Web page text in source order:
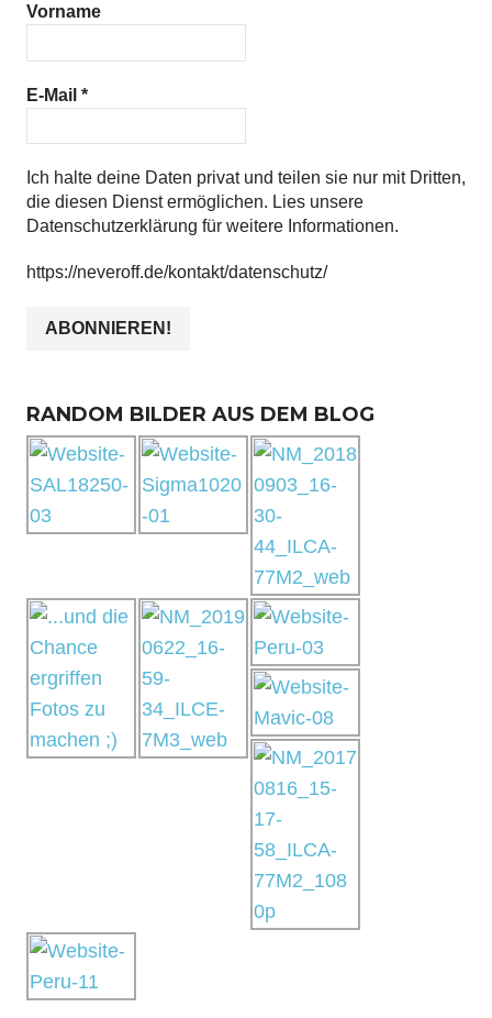
Vorname
E-Mail *
Ich halte deine Daten privat und teilen sie nur mit Dritten,
die diesen Dienst ermöglichen. Lies unsere
Datenschutzerklärung für weitere Informationen.
https://neveroff.de/kontakt/datenschutz/
RANDOM BILDER AUS DEM BLOG